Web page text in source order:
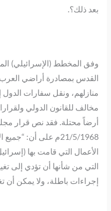
بعد ذلك؟.
وفق المخطط (الإسرائيلي)
القدس بمصادرة أراضي
منازلهم، ونقل سفارات الدول
مخالف للقانون الدولي
21/5/1968م على أن:
الأعمال التي قامت بها
التي من شأنها أن تؤدي إلى
إجراءات باطلة، ولا يمكن